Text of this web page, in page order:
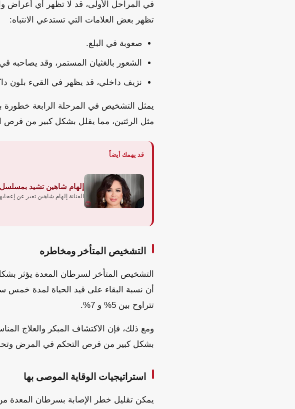
في المراحل الأولى، قد لا تظهر أي
تظهر بعض العلامات التي تستدعي الانتباه:
صعوبة في البلع.
الشعور بالغثيان المستمر، وقد يصاحبه
نزيف داخلي، قد يظهر في القيء بلون
يمثل التشخيص في المرحلة الرابعة
مثل الرئتين، مما يقلل بشكل كبير من فرص
قد يهمك أيضاً
إلهام شاهين تشيد بمسلسل
الفنانة إلهام شاهين تعبر عن
التشخيص المتأخر ومخاطره
التشخيص المتأخر لسرطان المعدة يؤثر
أن نسبة البقاء على قيد الحياة لمدة
تتراوح بين 5% و 7%.
ومع ذلك، فإن الاكتشاف المبكر
بشكل كبير من فرص التحكم في المرض
استراتيجيات الوقاية الموصى بها
يمكن تقليل خطر الإصابة بسرطان المعدة